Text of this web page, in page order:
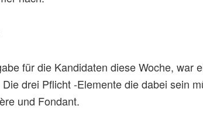
für die Kandidaten diese Woche, war
drei Pflicht -Elemente die dabei sein
und Fondant.